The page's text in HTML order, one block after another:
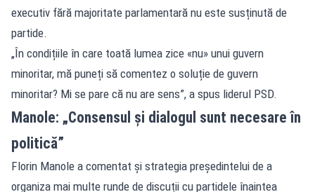
executiv fără majoritate parlamentară nu este susținută de
partide.
„În condițiile în care toată lumea zice «nu» unui guvern
minoritar, mă puneți să comentez o soluție de guvern
minoritar? Mi se pare că nu are sens”, a spus liderul PSD.
Manole: „Consensul și dialogul sunt necesare în
politică”
Florin Manole a comentat și strategia președintelui de a
organiza mai multe runde de discuții cu partidele înaintea